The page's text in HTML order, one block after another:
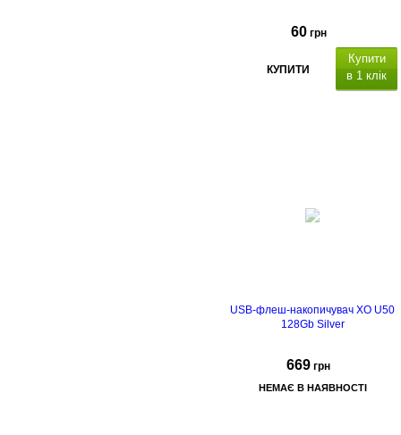
60 грн
КУПИТИ
Купити
в 1 клік
USB-флеш-накопичувач XO U50
128Gb Silver
669 грн
НЕМАЄ В НАЯВНОСТІ